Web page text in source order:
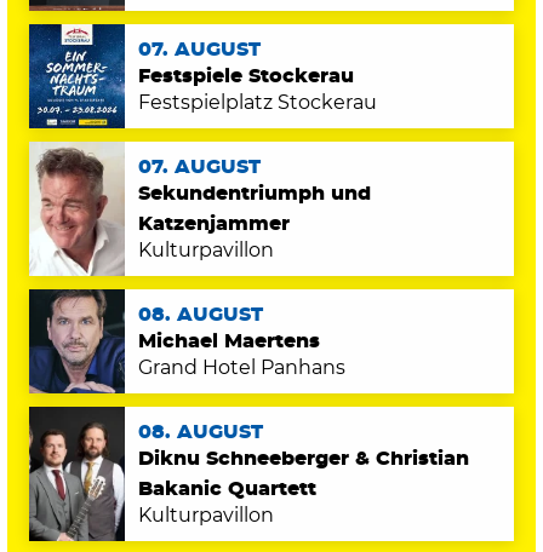
07. AUGUST
Festspiele Stockerau
Festspielplatz Stockerau
07. AUGUST
Sekundentriumph und
Katzenjammer
Kulturpavillon
08. AUGUST
Michael Maertens
Grand Hotel Panhans
08. AUGUST
Diknu Schneeberger & Christian
Bakanic Quartett
Kulturpavillon